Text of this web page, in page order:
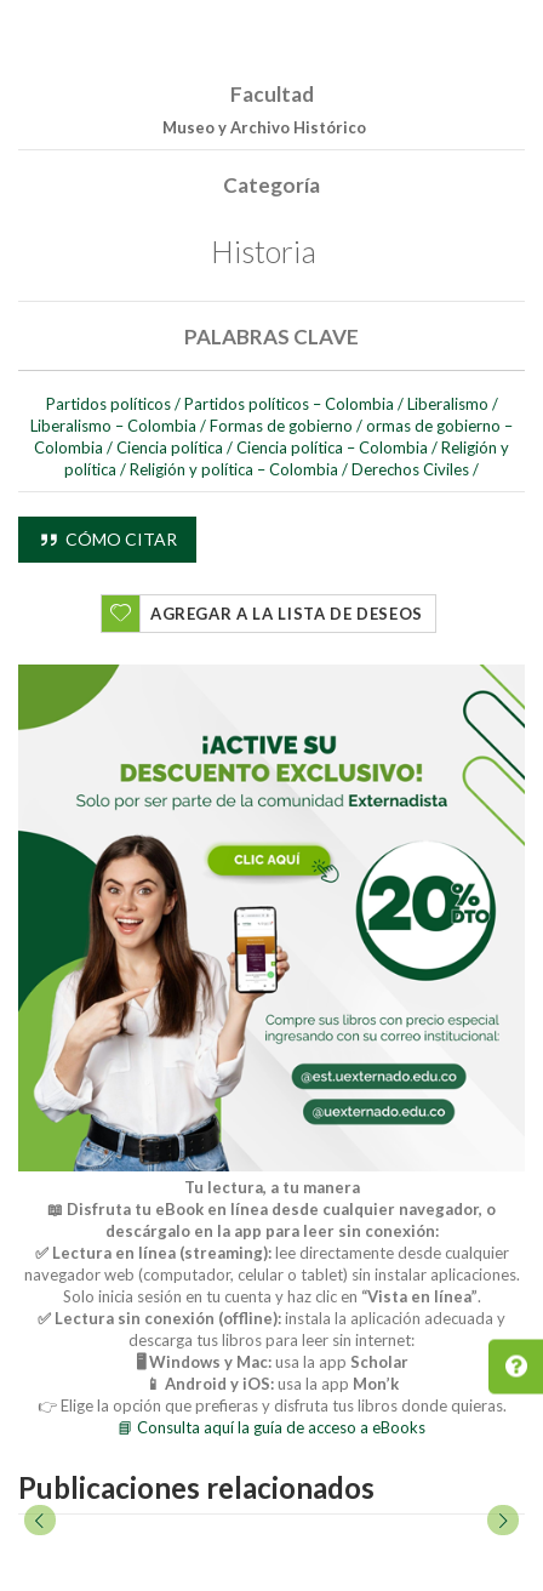
Facultad
Museo y Archivo Histórico
Categoría
Historia
PALABRAS CLAVE
Partidos políticos / Partidos políticos – Colombia / Liberalismo /
Liberalismo – Colombia /Formas de gobierno /ormas de gobierno –
Colombia /Ciencia política /Ciencia política – Colombia /Religión y
política /Religión y política – Colombia /Derechos Civiles/
CÓMO CITAR
AGREGAR A LA LISTA DE DESEOS
Tu lectura, a tu manera
📖 Disfruta tu eBook en línea desde cualquier navegador, o
descárgalo en la app para leer sin conexión:
✅ Lectura en línea (streaming):lee directamente desde cualquier
navegador web (computador, celular o tablet) sin instalar aplicaciones.
Solo inicia sesión en tu cuenta y haz clic en “Vista en línea”.
✅ Lectura sin conexión (offline):instala la aplicación adecuada y
descarga tus libros para leer sin internet:
🖥️ Windows y Mac:usa la app Scholar
📱 Android y iOS:usa la app Mon’k
👉 Elige la opción que prefieras y disfruta tus libros donde quieras.
📘 Consulta aquí la guía de acceso a eBooks
Publicaciones relacionados